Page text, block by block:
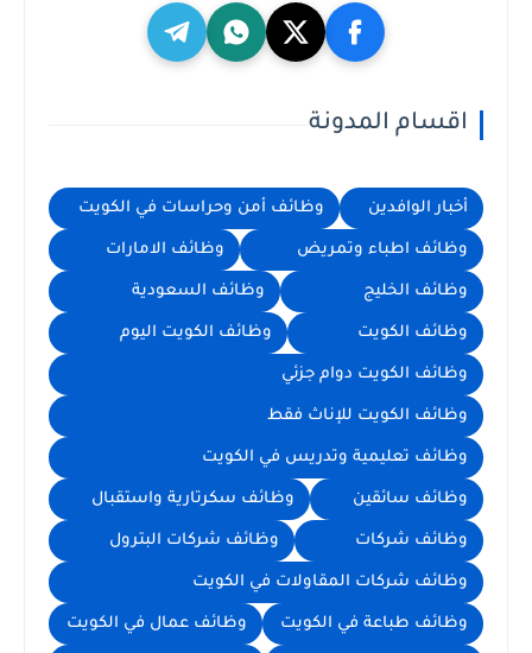
اقسام المدونة
أخبار الوافدين وظائف أمن وحراسات في الكويت
وظائف اطباء وتمريض وظائف الامارات
وظائف الخليج وظائف السعودية
وظائف الكويت وظائف الكويت اليوم
وظائف الكويت دوام جزئي
وظائف الكويت للإناث فقط
وظائف تعليمية وتدريس في الكويت
وظائف سائقين وظائف سكرتارية واستقبال
وظائف شركات وظائف شركات البترول
وظائف شركات المقاولات في الكويت
وظائف طباعة في الكويت وظائف عمال في الكويت